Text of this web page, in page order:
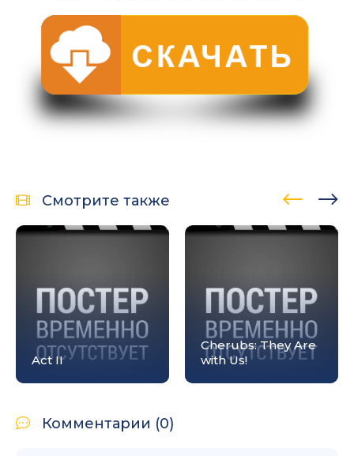
Смотрите также
Act II
Cherubs: They Are
with Us!
Комментарии (0)